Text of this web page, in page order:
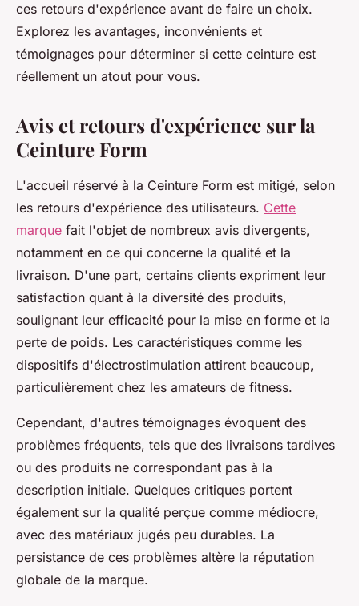
ces retours d'expérience avant de faire un choix.
Explorez les avantages, inconvénients et
témoignages pour déterminer si cette ceinture est
réellement un atout pour vous.
Avis et retours d'expérience sur la
Ceinture Form
L'accueil réservé à la Ceinture Form est mitigé, selon
les retours d'expérience des utilisateurs. Cette
marque fait l'objet de nombreux avis divergents,
notamment en ce qui concerne la qualité et la
livraison. D'une part, certains clients expriment leur
satisfaction quant à la diversité des produits,
soulignant leur efficacité pour la mise en forme et la
perte de poids. Les caractéristiques comme les
dispositifs d'électrostimulation attirent beaucoup,
particulièrement chez les amateurs de fitness.
Cependant, d'autres témoignages évoquent des
problèmes fréquents, tels que des livraisons tardives
ou des produits ne correspondant pas à la
description initiale. Quelques critiques portent
également sur la qualité perçue comme médiocre,
avec des matériaux jugés peu durables. La
persistance de ces problèmes altère la réputation
globale de la marque.